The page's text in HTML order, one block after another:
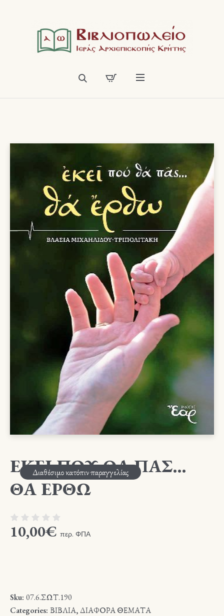
ΕΚΕΙ ΠΟΥ ΘΑ ΠΑΣ…
ΘΑ ΕΡΘΩ
10,00€ περ. ΦΠΑ
Sku: 07.6.ΣΩΤ.190
Categories: ΒΙΒΛΙΑ,ΔΙΑΦΟΡΑ ΘΕΜΑΤΑ
Διαθέσιμο κατόπιν παραγγελίας